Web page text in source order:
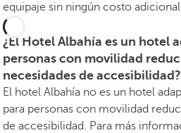
equipaje sin ningún costo
¿El Hotel Albahía es un hotel
personas con movilidad
necesidades de accesibilidad?
El hotel Albahía no es un hotel
para personas con movilidad
de accesibilidad. Para más